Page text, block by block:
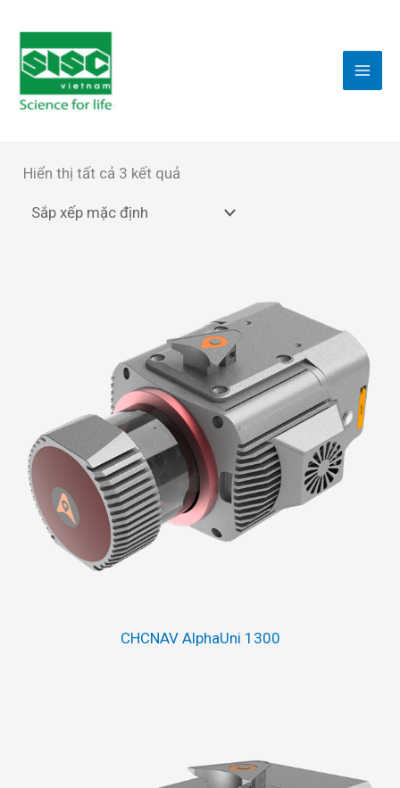
nội
dung
Hiển thị tất cả 3 kết quả
CHCNAV AlphaUni 1300